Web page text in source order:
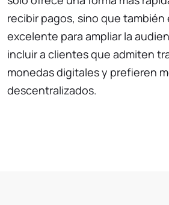
recibir pagos, sino que
excelente para ampliar la
incluir a clientes que admiten
monedas digitales y prefieren
descentralizados.